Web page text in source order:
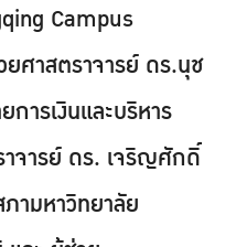
Campus
ศาสตราจารย์ ดร.นุช
ารเงินและบริหาร
จารย์ ดร. เจริญศักดิ์
ามหาวิทยาลัย